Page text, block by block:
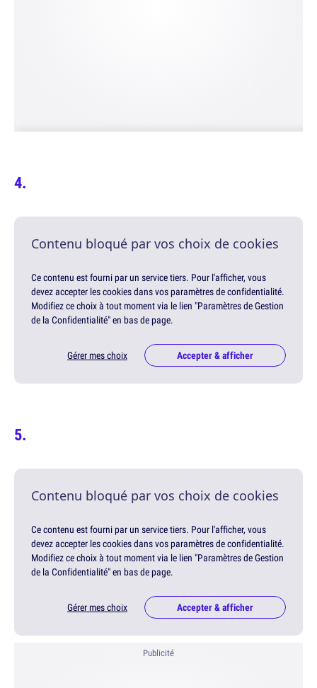
Contenu bloqué par vos choix de cookies
Ce contenu est fourni par un service tiers. Pour l'afficher, vous
devez accepter les cookies dans vos paramètres de confidentialité.
Modifiez ce choix à tout moment via le lien "Paramètres de Gestion
de la Confidentialité" en bas de page.
Gérer mes choix Accepter & afficher
Contenu bloqué par vos choix de cookies
Ce contenu est fourni par un service tiers. Pour l'afficher, vous
devez accepter les cookies dans vos paramètres de confidentialité.
Modifiez ce choix à tout moment via le lien "Paramètres de Gestion
de la Confidentialité" en bas de page.
Gérer mes choix Accepter & afficher
Publicité